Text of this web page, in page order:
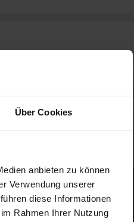
Über Cookies
anbieten zu können
Verwendung unserer
diese Informationen
Rahmen Ihrer Nutzung